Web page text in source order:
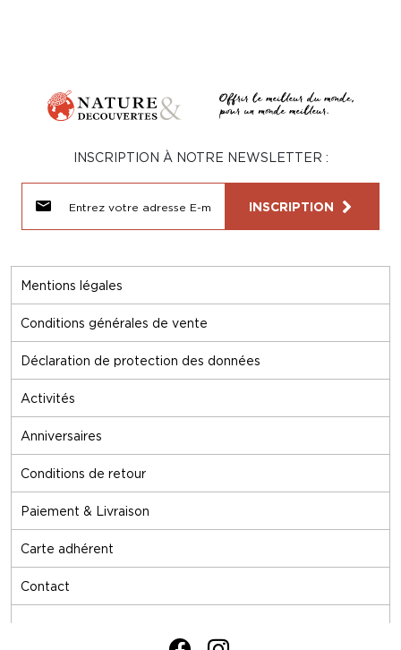
Mentions légales
Conditions générales de vente
Déclaration de protection des données
Activités
Anniversaires
Conditions de retour
Paiement & Livraison
Carte adhérent
Contact
INSCRIPTION À NOTRE NEWSLETTER :
INSCRIPTION